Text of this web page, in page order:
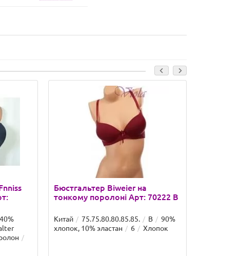
Бюстгальтер Biweier на
тонкому поролоні Арт: 70222 B
Китай 75.75.80.80.85.85. B
90%
хлопок, 10% эластан
6 Хлопок